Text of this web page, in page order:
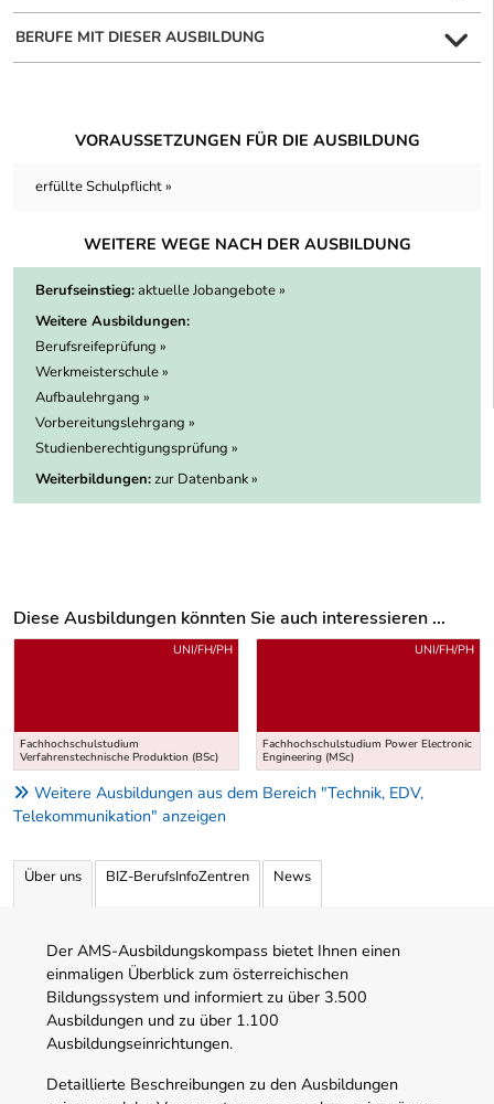
BERUFE MIT DIESER AUSBILDUNG
VORAUSSETZUNGEN FÜR DIE AUSBILDUNG
erfüllte Schulpflicht »
WEITERE WEGE NACH DER AUSBILDUNG
Berufseinstieg:aktuelle Jobangebote »
Weitere Ausbildungen:
Berufsreifeprüfung »
Werkmeisterschule »
Aufbaulehrgang »
Vorbereitungslehrgang »
Studienberechtigungsprüfung »
Weiterbildungen:zur Datenbank »
Diese Ausbildungen könnten Sie auch interessieren ...
Uber weitere Ausbildungsvorschläge
Fachhochschulstudium
Verfahrenstechnische Produktion (BSc)
UNI/FH/PH
Fachhochschulstudium Power Electronic
Engineering (MSc)
UNI/FH/PH
Weitere Ausbildungen aus dem Bereich "Technik, EDV,
Telekommunikation" anzeigen
Über uns BIZ-BerufsInfoZentren News
Der AMS-Ausbildungskompass bietet Ihnen einen
einmaligen Überblick zum österreichischen
Bildungssystem und informiert zu über 3.500
Ausbildungen und zu über 1.100
Ausbildungseinrichtungen.
Detaillierte Beschreibungen zu den Ausbildungen